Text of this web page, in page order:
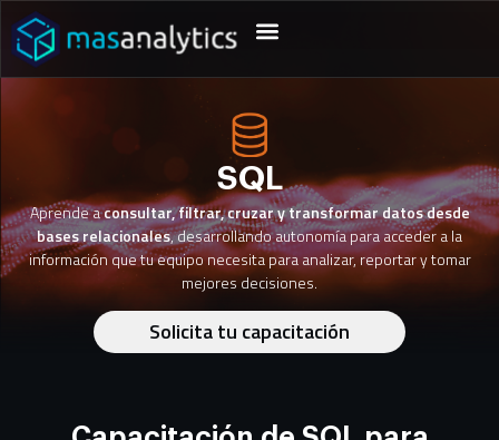
SQL
Aprende aconsultar, filtrar, cruzar y transformar datos desde
bases relacionales, desarrollando autonomía para acceder a la
información que tu equipo necesita para analizar, reportar y tomar
mejores decisiones.
Solicita tu capacitación